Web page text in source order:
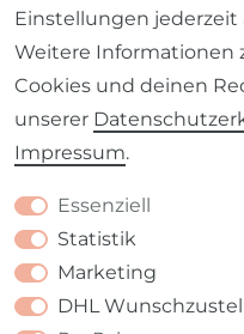
VERTRAG
Einstellungen jederzeit
Weitere Informationen
Cookies und deinen
unserer
Impressum.
Essenziell
Statistik
Marketing
DHL